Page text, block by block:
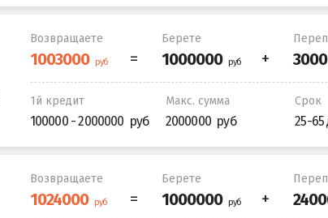
Возвращаете Берете
1й кредит
100000 - 2000000
Макс. сумма
2000000
Срок
25-
Возвращаете Берете